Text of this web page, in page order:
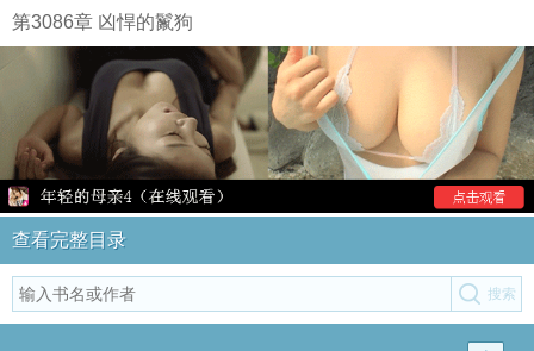
第3086章 凶悍的鬣狗
查看完整目录